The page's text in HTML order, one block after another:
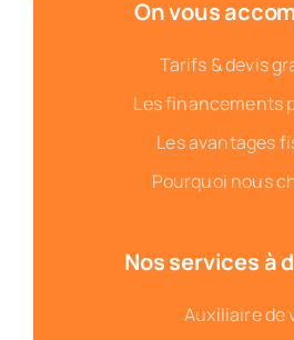
On vous
Tarifs & devis
Les financements
Les avantages
Pourquoi nous
Nos services à
Auxiliaire de